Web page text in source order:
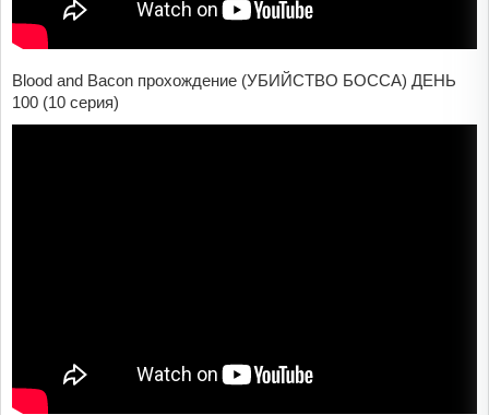
Blood and Bacon прохождение (УБИЙСТВО БОССА) ДЕНЬ
100 (10 серия)